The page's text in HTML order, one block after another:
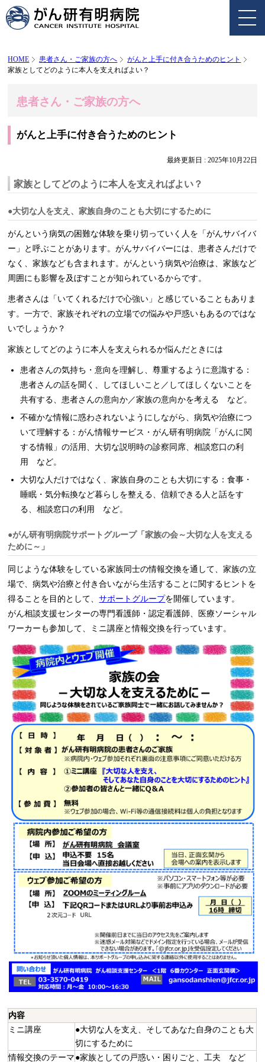
HOME 患者さん・ご家族の方へ
がんと上手に付き合うためのヒント
家族としてどのように本人を支えればよい？
患者さん・ご家族の方へ
がんと上手に付き合うためのヒント
最終更新日 : 2025年10月22日
家族としてどのように本人を支えればよい？
●大切な人を支え、家族自身のことも大切にするために
がんという病気の困難な体験を乗り切っていく人を「がんサバイバ
ー」と呼ぶことがあります。がんサバイバーには、患者さんだけで
なく、家族なども含まれます。がんという病気や治療は、家族など
周囲にも影響を及ぼすことが知られているからです。
患者さんは「いてくれるだけで心強い」と感じていることもありま
す。一方で、家族それぞれの立場での悩みや戸惑いもあるのではな
いでしょうか？
家族としてどのように本人を支えられるか悩んだときには
患者さんの気持ち・意向を理解し、尊重するように意識する：
患者さんの話を聞く、してほしいこと／してほしくないことを
共有する、患者さんの意向か／家族の意向かを考える など。
不確かな情報に惑わされないようにしながら、病気や治療につ
いて理解する：がん情報サービス・がん研有明病院「がんに関
する情報」の活用、大切な説明時の診察同席、相談窓口の利
用 など。
大切な人だけではなく、家族自身のことも大切にする：食事・
睡眠・気分転換など暮らしを整える、信頼できる人と話をす
る、相談窓口の利用 など。
●がん研有明病院サポートグループ「家族の会～大切な人を支える
ために～」
同じような体験をしている家族同士の情報交換を通して、家族の立
場で、病気や治療と付き合いながら生活することに関するヒントを
得ることを目的として、サポートグループを開催しています。
がん相談支援センターの専門看護師・認定看護師、医療ソーシャル
ワーカーも参加して、ミニ講座と情報交換を行っています。
内容
ミニ講座
●大切な人を支え、そしてあなた自身のことも大
切にするために
情報交換のテーマ●家族としての戸惑い・困りごと、工夫 など